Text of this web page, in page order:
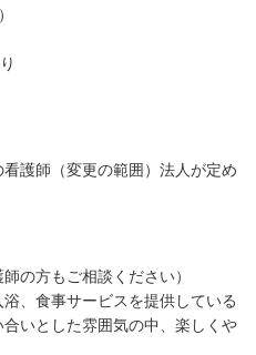
看護師（変更の範囲）法人が定め
の方もご相談ください）
、食事サービスを提供している
いとした雰囲気の中、楽しくや